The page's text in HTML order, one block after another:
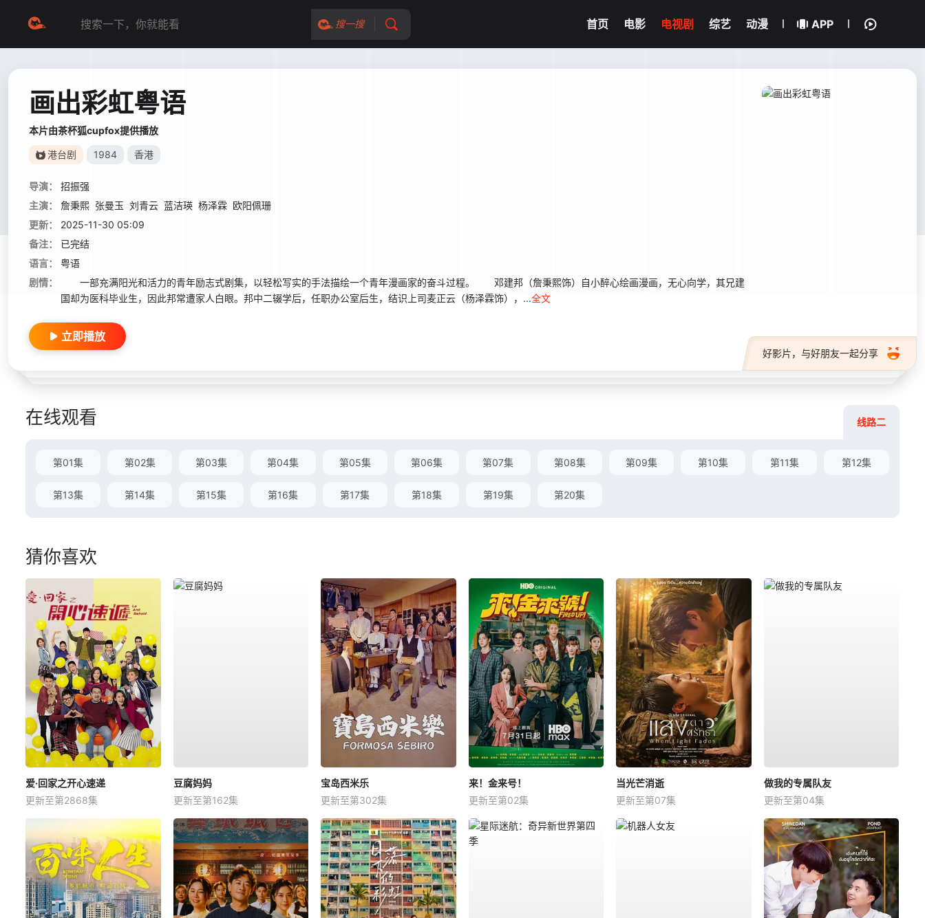
搜一搜 首页 电影 电视剧 综艺 动漫 APP
画出彩虹粤语
本片由茶杯狐cupfox提供播放
港台剧 1984 香港
导演：
招振强
主演：
詹秉熙 张曼玉 刘青云 蓝洁瑛 杨泽霖 欧阳佩珊
更新：
2025-11-30 05:09
备注：
已完结
语言：
粤语
剧情：
一部充满阳光和活力的青年励志式剧集，以轻松写实的手法描绘一个青年漫画家的奋斗过程。 邓建邦（詹秉熙饰）自小醉心绘画漫画，无心向学，其兄建
国却为医科毕业生，因此邦常遭家人白眼。邦中二辍学后，任职办公室后生，结识上司麦正云（杨泽霖饰），...全文
好影片，与好朋友一起分享
立即播放
在线观看 线路二
第01集 第02集 第03集 第04集 第05集 第06集 第07集 第08集 第09集 第10集 第11集 第12集
第13集 第14集 第15集 第16集 第17集 第18集 第19集 第20集
猜你喜欢
爱·回家之开心速递
更新至第2868集
豆腐妈妈
更新至第162集
宝岛西米乐
更新至第302集
来！金来号！
更新至第02集
当光芒消逝
更新至第07集
做我的专属队友
更新至第04集